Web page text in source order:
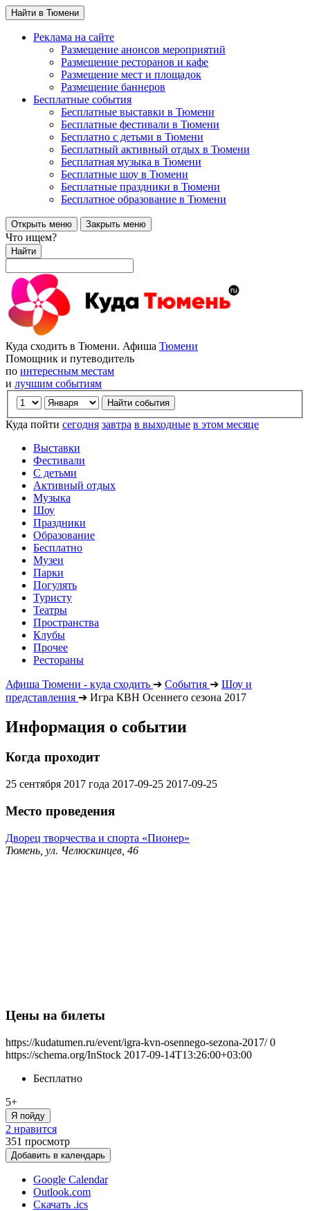
Найти в Тюмени
Реклама на сайте
Размещение анонсов мероприятий
Размещение ресторанов и кафе
Размещение мест и площадок
Размещение баннеров
Бесплатные события
Бесплатные выставки в Тюмени
Бесплатные фестивали в Тюмени
Бесплатно с детьми в Тюмени
Бесплатный активный отдых в Тюмени
Бесплатная музыка в Тюмени
Бесплатные шоу в Тюмени
Бесплатные праздники в Тюмени
Бесплатное образование в Тюмени
Открыть меню Закрыть меню
Что ищем?
Найти
Куда сходить в Тюмени. Афиша Тюмени
Помощник и путеводитель
по интересным местам
и лучшим событиям
Куда пойти сегодня завтра в выходные в этом месяце
Выставки
Фестивали
С детьми
Активный отдых
Музыка
Шоу
Праздники
Образование
Бесплатно
Музеи
Парки
Погулять
Туристу
Театры
Пространства
Клубы
Прочее
Рестораны
Афиша Тюмени - куда сходить ➔ События ➔ Шоу и
представления ➔ Игра КВН Осеннего сезона 2017
Информация о событии
Когда проходит
25 сентября 2017 года 2017-09-25 2017-09-25
Место проведения
Дворец творчества и спорта «Пионер»
Тюмень, ул. Челюскинцев, 46
Цены на билеты
https://kudatumen.ru/event/igra-kvn-osennego-sezona-2017/ 0
https://schema.org/InStock 2017-09-14T13:26:00+03:00
Бесплатно
5+
Я пойду
2 нравится
351 просмотр
Добавить в календарь
Google Calendar
Outlook.com
Скачать .ics